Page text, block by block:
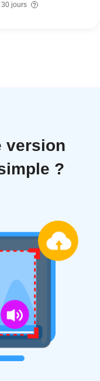
jours ?
version
?